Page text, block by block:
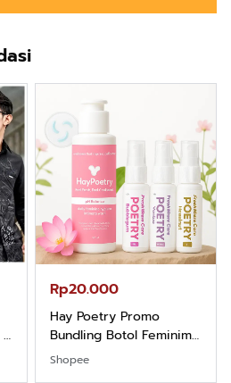
-
Rp20.000
Hay Poetry Promo
Bundling Botol Feminim
Care Perawatan
Keputihan Kewanitaan
Shopee